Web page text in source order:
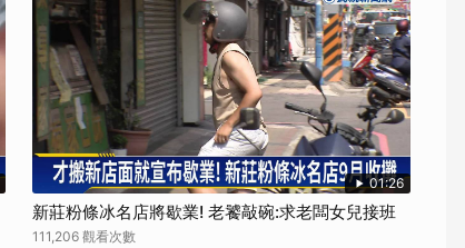
01:26
新莊粉條冰名店將歇業! 老饕敲碗:求老闆女兒接班
111,206 觀看次數